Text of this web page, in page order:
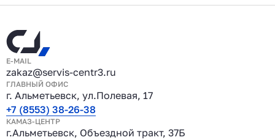
E-MAIL
zakaz@servis-centr3.ru
ГЛАВНЫЙ ОФИС
г. Альметьевск, ул.Полевая, 17
+7 (8553) 38-26-38
КАМАЗ-ЦЕНТР
г.Альметьевск, Объездной тракт, 37Б